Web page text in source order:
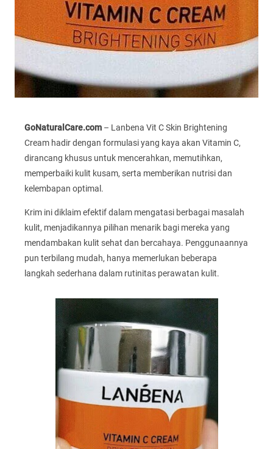
GoNaturalCare.com – Lanbena Vit C Skin Brightening
Cream hadir dengan formulasi yang kaya akan Vitamin C,
dirancang khusus untuk mencerahkan, memutihkan,
memperbaiki kulit kusam, serta memberikan nutrisi dan
kelembapan optimal.
Krim ini diklaim efektif dalam mengatasi berbagai masalah
kulit, menjadikannya pilihan menarik bagi mereka yang
mendambakan kulit sehat dan bercahaya. Penggunaannya
pun terbilang mudah, hanya memerlukan beberapa
langkah sederhana dalam rutinitas perawatan kulit.